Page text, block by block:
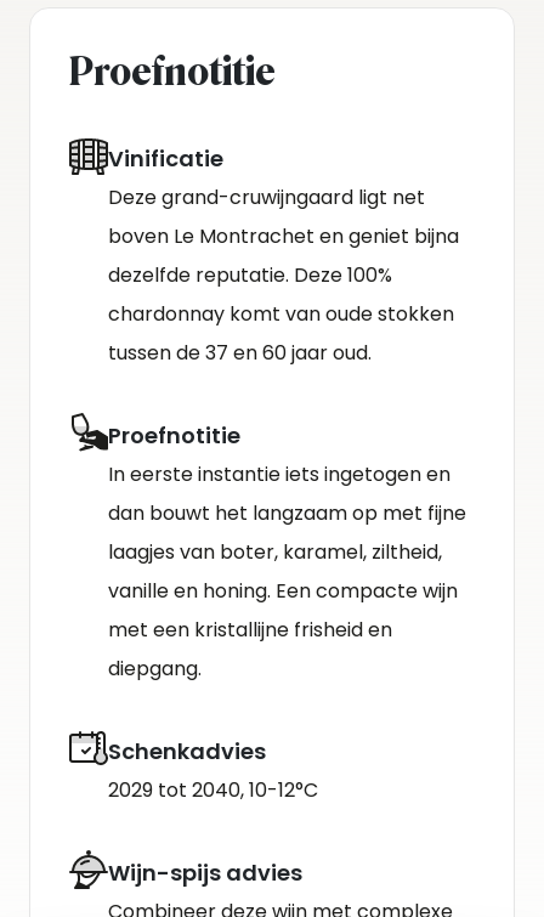
Proefnotitie
Vinificatie
Deze grand-cruwijngaard ligt net
boven Le Montrachet en geniet bijna
dezelfde reputatie. Deze 100%
chardonnay komt van oude stokken
tussen de 37 en 60 jaar oud.
Proefnotitie
In eerste instantie iets ingetogen en
dan bouwt het langzaam op met fijne
laag­jes van boter, karamel, ziltheid,
vanille en honing. Een compacte wijn
met een kristallijne frisheid en
diepgang.
Schenkadvies
2029 tot 2040, 10-12°C
Wijn-spijs advies